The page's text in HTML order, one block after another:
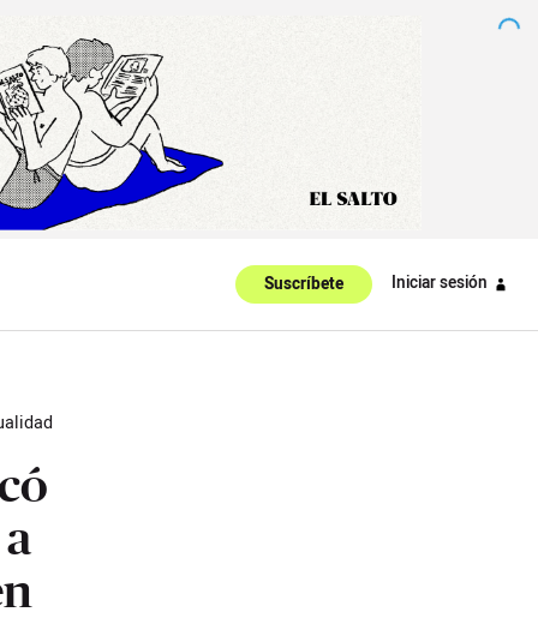
Suscríbete Iniciar sesión